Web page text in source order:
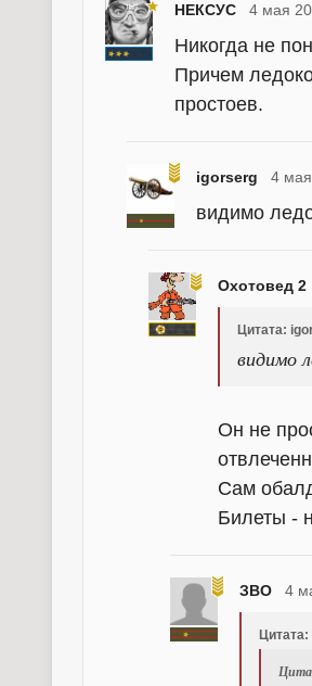
НЕКСУС 4 мая
Никогда не
Причем
простоев.
igorserg 4
видимо
Охотовед 2
Цитата:
видимо
Он не
Сам
Билеты -
ЗВО 4